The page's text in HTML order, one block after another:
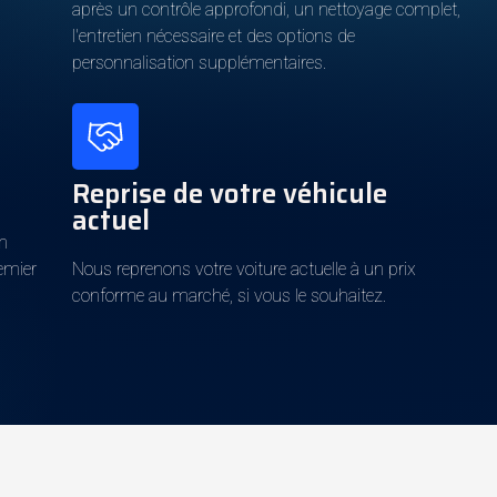
Noir
Cuir intégral
après un contrôle approfondi, un nettoyage complet,
l'entretien nécessaire et des options de
personnalisation supplémentaires.
Reprise de votre véhicule
actuel
Nous reprenons votre voiture actuelle à un prix
conforme au marché, si vous le souhaitez.